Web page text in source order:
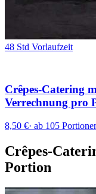
48 Std Vorlaufzeit
Crêpes-Catering
Verrechnung pro
8,50 €· ab 105
Crêpes-
Portion